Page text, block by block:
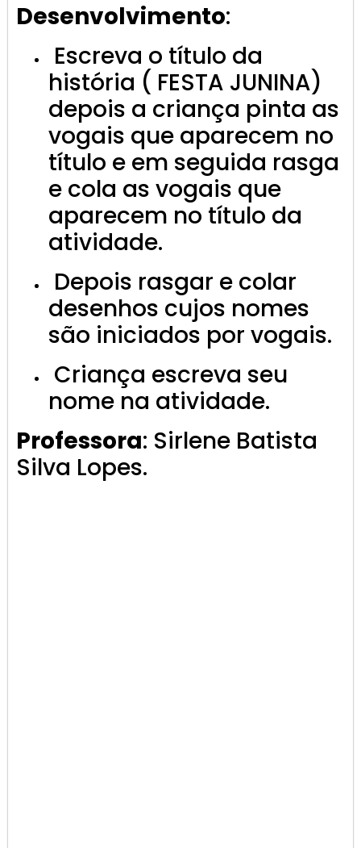
Desenvolvimento:
Escreva o título da
história ( FESTA JUNINA)
depois a criança pinta as
vogais que aparecem no
título e em seguida rasga
e cola as vogais que
aparecem no título da
atividade.
Depois rasgar e colar
desenhos cujos nomes
são iniciados por vogais.
Criança escreva seu
nome na atividade.
Professora: Sirlene Batista
Silva Lopes.